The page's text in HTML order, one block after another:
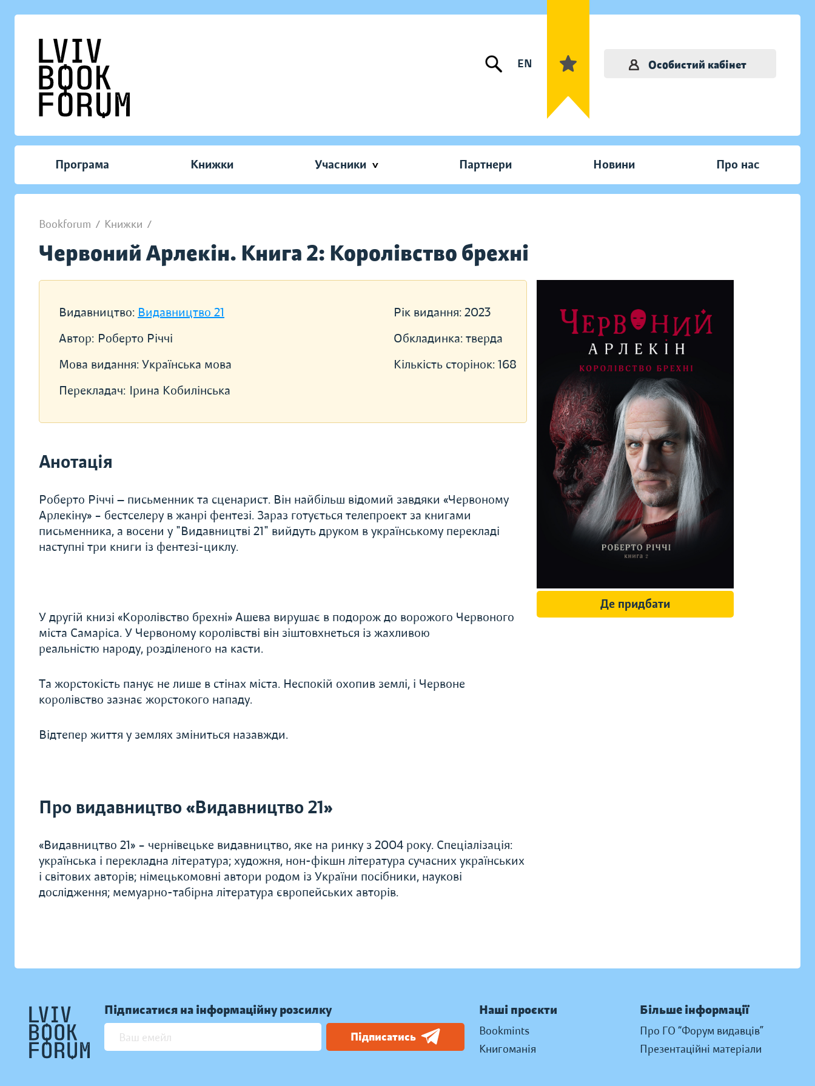
EN Особистий кабінет
Програма Книжки Учасники Партнери Новини Про нас
Bookforum / Книжки /
Червоний Арлекін. Книга 2: Королівство брехні
Видавництво: Видавництво 21
Автор: Роберто Річчі
Мова видання: Українська мова
Перекладач: Ірина Кобилінська
Рік видання: 2023
Обкладинка: тверда
Кількість сторінок: 168
Анотація
Роберто Річчі — письменник та сценарист. Він найбільш відомий завдяки «Червоному
Арлекіну» – бестселеру в жанрі фентезі. Зараз готується телепроект за книгами
письменника, а восени у "Видавництві 21" вийдуть друком в українському перекладі
наступні три книги із фентезі-циклу.
У другій книзі «Королівство брехні» Ашева вирушає в подорож до ворожого Червоного
міста Самаріса. У Червоному королівстві він зіштовхнеться із жахливою
реальністю народу, розділеного на касти.
Та жорстокість панує не лише в стінах міста. Неспокій охопив землі, і Червоне
королівство зазнає жорстокого нападу.
Відтепер життя у землях зміниться назавжди.
Про видавництво «Видавництво 21»
«Видавництво 21» – чернівецьке видавництво, яке на ринку з 2004 року. Спеціалізація:
українська і перекладна література; художня, нон-фікшн література сучасних українських
і світових авторів; німецькомовні автори родом із України посібники, наукові
дослідження; мемуарно-табірна література європейських авторів.
Де придбати
Підписатися на інформаційну розсилку
Підписатись
Наші проєкти
Bookmints
Книгоманія
Більше інформації
Про ГО “Форум видавців”
Презентаційні матеріали